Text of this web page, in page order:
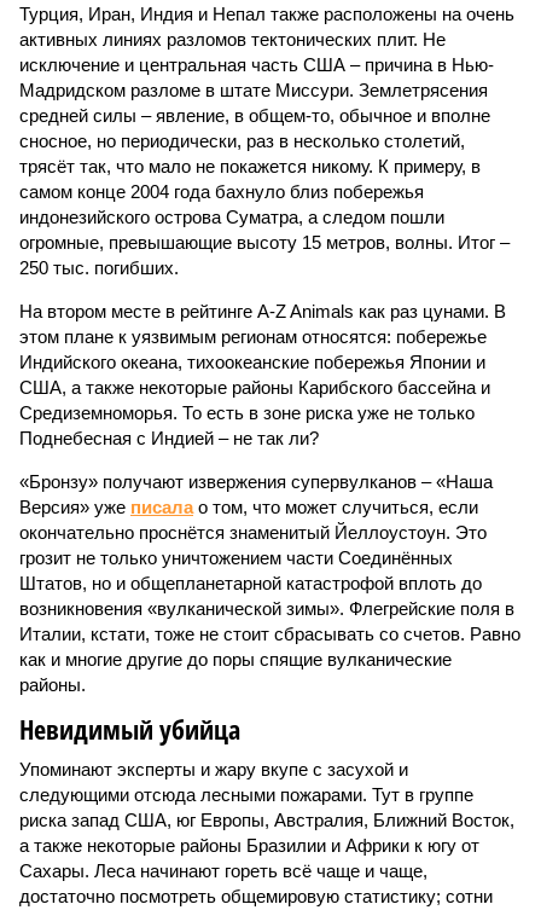
Турция, Иран, Индия и Непал также расположены на очень
активных линиях разломов тектонических плит. Не
исключение и центральная часть США – причина в Нью-
Мадридском разломе в штате Миссури. Землетрясения
средней силы – явление, в общем-то, обычное и вполне
сносное, но периодически, раз в несколько столетий,
трясёт так, что мало не покажется никому. К примеру, в
самом конце 2004 года бахнуло близ побережья
индонезийского острова Суматра, а следом пошли
огромные, превышающие высоту 15 метров, волны. Итог –
250 тыс. погибших.
На втором месте в рейтинге A-Z Animals как раз цунами. В
этом плане к уязвимым регионам относятся: побережье
Индийского океана, тихо­океанские побережья Японии и
США, а также некоторые районы Карибского бассейна и
Средиземноморья. То есть в зоне риска уже не только
Поднебесная с Индией – не так ли?
«Бронзу» получают извержения супервулканов – «Наша
Версия» уже писалао том, что может случиться, если
окончательно проснётся знаменитый Йеллоустоун. Это
грозит не только уничтожением части Соединённых
Штатов, но и общепланетарной катастрофой вплоть до
возникновения «вулканической зимы». Флегрейские поля в
Италии, кстати, тоже не стоит сбрасывать со счетов. Равно
как и многие другие до поры спящие вулканические
районы.
Невидимый убийца
Упоминают эксперты и жару вкупе с засухой и
следующими отсюда лесными пожарами. Тут в группе
риска запад США, юг Европы, Австралия, Ближний Восток,
а также некоторые районы Бразилии и Африки к югу от
Сахары. Леса начинают гореть всё чаще и чаще,
достаточно посмотреть общемировую статистику; сотни